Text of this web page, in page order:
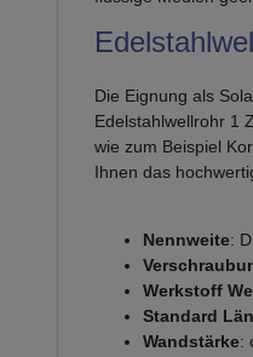
Die Eignung als
Edelstahlwellrohr 1
wie zum Beispiel
Ihnen das
Nennweite:
Werkstoff
Standard
Wandstärke: